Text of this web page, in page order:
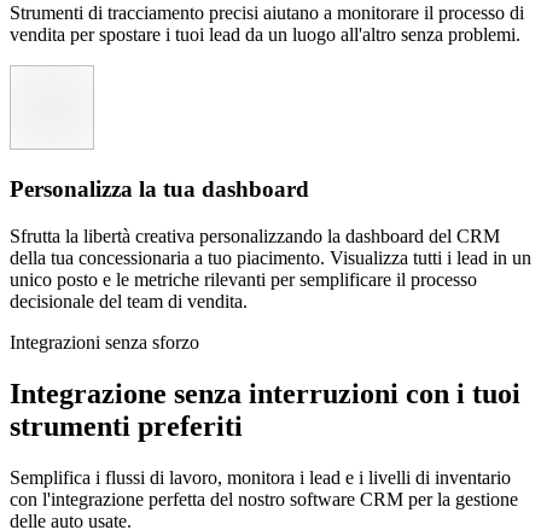
Strumenti di tracciamento precisi aiutano a monitorare il processo di
vendita per spostare i tuoi lead da un luogo all'altro senza problemi.
Personalizza la tua dashboard
Sfrutta la libertà creativa personalizzando la dashboard del CRM
della tua concessionaria a tuo piacimento. Visualizza tutti i lead in un
unico posto e le metriche rilevanti per semplificare il processo
decisionale del team di vendita.
Integrazioni senza sforzo
Integrazione senza interruzioni con i tuoi
strumenti preferiti
Semplifica i flussi di lavoro, monitora i lead e i livelli di inventario
con l'integrazione perfetta del nostro software CRM per la gestione
delle auto usate.